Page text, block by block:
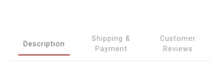
Description
Shipping &
Payment
Customer
Reviews